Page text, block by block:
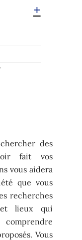
des
fait vos
vous aidera
que vous
recherches
lieux qui
Vous